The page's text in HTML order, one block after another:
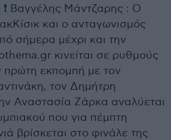
❗ Βαγγέλης Μάντζαρης : Ο
και ο ανταγωνισμός
σήμερα μέχρι και την
κινείται σε ρυθμούς
πρώτη εκπομπή με τον
τον Δημήτρη
Αναστασία Ζάρκα αναλύεται
που για πέμπτη
βρίσκεται στο φινάλε της